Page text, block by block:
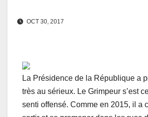
OCT 30, 2017
La Présidence de la République a
très au sérieux. Le Grimpeur s’est
senti offensé. Comme en 2015, il a